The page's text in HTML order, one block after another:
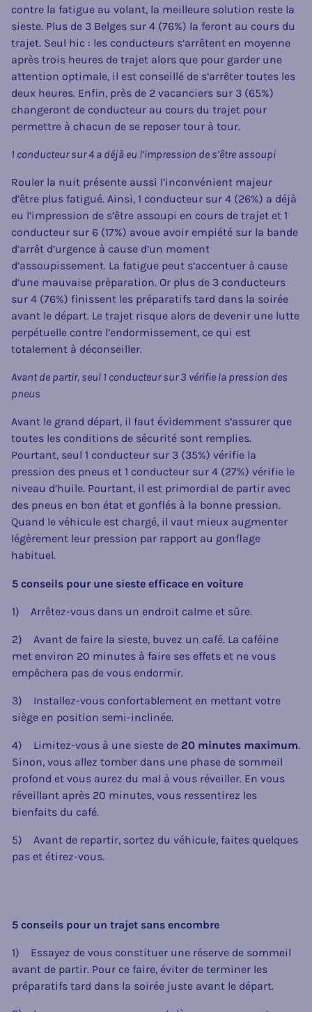
contre la fatigue au volant, la meilleure solution reste la
sieste. Plus de 3 Belges sur 4 (76%) la feront au cours du
trajet. Seul hic : les conducteurs s’arrêtent en moyenne
après trois heures de trajet alors que pour garder une
attention optimale, il est conseillé de s’arrêter toutes les
deux heures. Enfin, près de 2 vacanciers sur 3 (65%)
changeront de conducteur au cours du trajet pour
permettre à chacun de se reposer tour à tour.
1 conducteur sur 4 a déjà eu l’impression de s’être assoupi
Rouler la nuit présente aussi l’inconvénient majeur
d’être plus fatigué. Ainsi, 1 conducteur sur 4 (26%) a déjà
eu l’impression de s’être assoupi en cours de trajet et 1
conducteur sur 6 (17%) avoue avoir empiété sur la bande
d’arrêt d’urgence à cause d’un moment
d’assoupissement. La fatigue peut s’accentuer à cause
d’une mauvaise préparation. Or plus de 3 conducteurs
sur 4 (76%) finissent les préparatifs tard dans la soirée
avant le départ. Le trajet risque alors de devenir une lutte
perpétuelle contre l’endormissement, ce qui est
totalement à déconseiller.
Avant de partir, seul 1 conducteur sur 3 vérifie la pression des
pneus
Avant le grand départ, il faut évidemment s’assurer que
toutes les conditions de sécurité sont remplies.
Pourtant, seul 1 conducteur sur 3 (35%) vérifie la
pression des pneus et 1 conducteur sur 4 (27%) vérifie le
niveau d’huile. Pourtant, il est primordial de partir avec
des pneus en bon état et gonflés à la bonne pression.
Quand le véhicule est chargé, il vaut mieux augmenter
légèrement leur pression par rapport au gonflage
habituel.
5 conseils pour une sieste efficace en voiture
1) Arrêtez-vous dans un endroit calme et sûre.
2) Avant de faire la sieste, buvez un café. La caféine
met environ 20 minutes à faire ses effets et ne vous
empêchera pas de vous endormir.
3) Installez-vous confortablement en mettant votre
siège en position semi-inclinée.
4) Limitez-vous à une sieste de 20 minutes maximum.
Sinon, vous allez tomber dans une phase de sommeil
profond et vous aurez du mal à vous réveiller. En vous
réveillant après 20 minutes, vous ressentirez les
bienfaits du café.
5) Avant de repartir, sortez du véhicule, faites quelques
pas et étirez-vous.
5 conseils pour un trajet sans encombre
1) Essayez de vous constituer une réserve de sommeil
avant de partir. Pour ce faire, éviter de terminer les
préparatifs tard dans la soirée juste avant le départ.